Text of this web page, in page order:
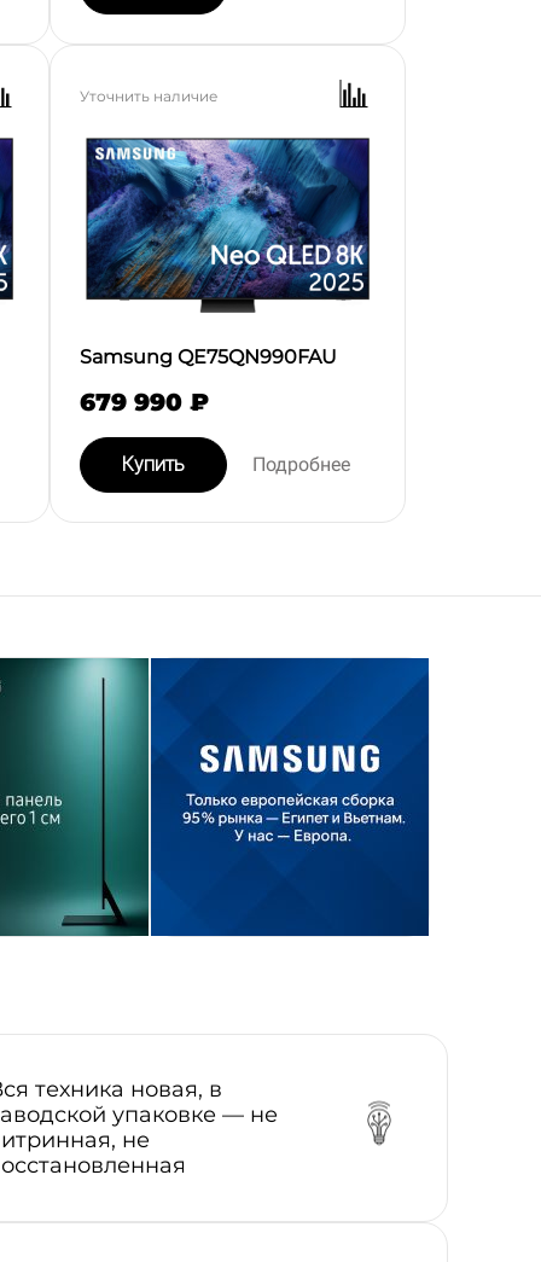
Уточнить наличие
Samsung QE75QN990FAU
679 990 ₽
Купить Подробнее
техника новая, в
упаковке — не
не